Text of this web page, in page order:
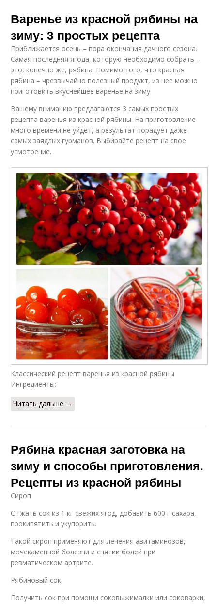
Варенье из красной рябины на
зиму: 3 простых рецепта
Приближается осень – пора окончания дачного сезона.
Самая последняя ягода, которую необходимо собрать –
это, конечно же, рябина. Помимо того, что красная
рябина – чрезвычайно полезный продукт, из нее можно
приготовить вкуснейшее варенье на зиму.
Вашему вниманию предлагаются 3 самых простых
рецепта варенья из красной рябины. На приготовление
много времени не уйдет, а результат порадует даже
самых заядлых гурманов. Выбирайте рецепт на свое
усмотрение.
Классический рецепт варенья из красной рябины
Ингредиенты:
Читать дальше →
Рябина красная заготовка на
зиму и способы приготовления.
Рецепты из красной рябины
Сироп
Отжать сок из 1 кг свежих ягод, добавить 600 г сахара,
прокипятить и укупорить.
Такой сироп применяют для лечения авитаминозов,
мочекаменной болезни и снятии болей при
ревматическом артрите.
Рябиновый сок
Получить сок при помощи соковыжималки или соковарки,